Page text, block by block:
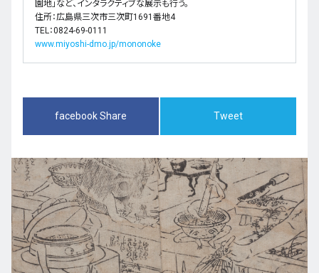
園地」など、インタラクティブな展示も行う。
住所：広島県三次市三次町1691番地4
TEL：0824-69-0111
www.miyoshi-dmo.jp/mononoke
facebook Share Tweet